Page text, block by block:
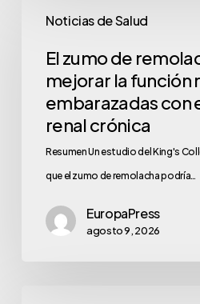
Noticias de Salud
El zumo de
mejorar la función
embarazadas con
renal crónica
Resumen Un estudio del King's
que el zumo de remolacha podría…
EuropaPress
agosto 9, 2026